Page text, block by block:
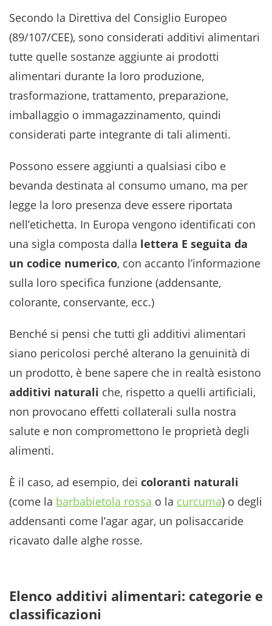
Secondo la Direttiva del Consiglio Europeo
(89/107/CEE), sono considerati additivi alimentari
tutte quelle sostanze aggiunte ai prodotti
alimentari durante la loro produzione,
trasformazione, trattamento, preparazione,
imballaggio o immagazzinamento, quindi
considerati parte integrante di tali alimenti.
Possono essere aggiunti a qualsiasi cibo e
bevanda destinata al consumo umano, ma per
legge la loro presenza deve essere riportata
nell’etichetta. In Europa vengono identificati con
una sigla composta dalla lettera E seguita da
un codice numerico, con accanto l’informazione
sulla loro specifica funzione (addensante,
colorante, conservante, ecc.)
Benché si pensi che tutti gli additivi alimentari
siano pericolosi perché alterano la genuinità di
un prodotto, è bene sapere che in realtà esistono
additivi naturali che, rispetto a quelli artificiali,
non provocano effetti collaterali sulla nostra
salute e non compromettono le proprietà degli
alimenti.
È il caso, ad esempio, dei coloranti naturali
(come la barbabietola rossa o la curcuma) o degli
addensanti come l’agar agar, un polisaccaride
ricavato dalle alghe rosse.
Elenco additivi alimentari: categorie e
classificazioni